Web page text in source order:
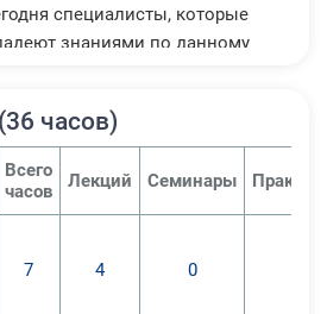
специалисты, которые
знаниями по данному
время.
тенденциях
и информатизации
профессиональном образовании.
часов)
Всего
часов
Лекций Семинары
7 4 0